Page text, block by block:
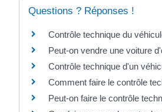
Questions ? Réponses !
Contrôle technique du
Peut-on vendre une voiture
Contrôle technique d'un
Comment faire le contrôle
Peut-on faire le contrôle